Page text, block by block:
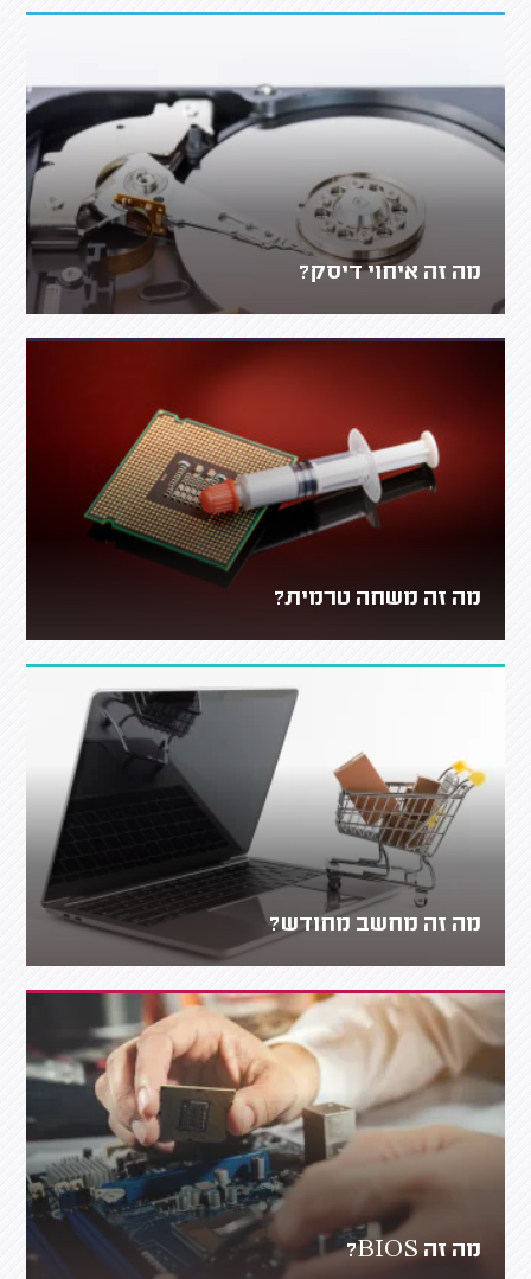
מה זה איחוי דיסק?
מה זה משחה טרמית?
מה זה מחשב מחודש?
מה זה BIOS?